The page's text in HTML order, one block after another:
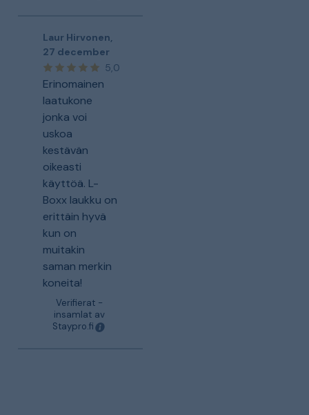
Laur Hirvonen
27 december
5,0
Erinomainen
laatukone
jonka voi
uskoa
kestävän
oikeasti
käyttöä. L-
Boxx laukku on
erittäin hyvä
kun on
muitakin
saman merkin
koneita!
Verifierat -
insamlat av
Staypro.fi